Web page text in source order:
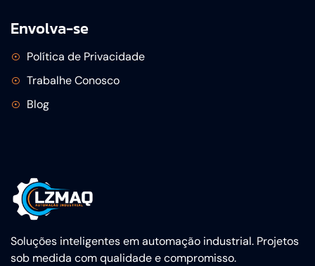
Soluções inteligentes em automação industrial. Projetos
sob medida com qualidade e compromisso.
Envolva-se
Política de Privacidade
Trabalhe Conosco
Blog